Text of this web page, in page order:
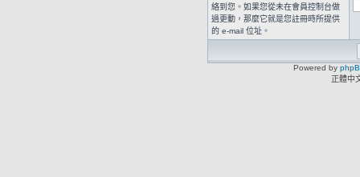
絡到您。如果您從未在會員控制台做
過更動，那麼它就是您註冊時所提供
的 e-mail 位址。
Powered by
正體中